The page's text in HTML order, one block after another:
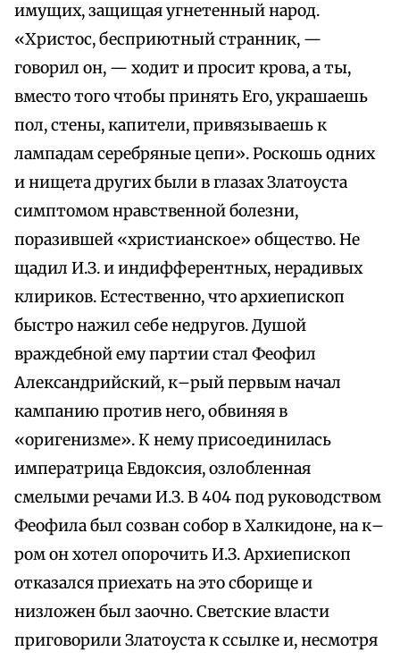
имущих, защищая угнетенный народ.
«Христос, бесприютный странник, —
говорил он, — ходит и просит крова, а ты,
вместо того чтобы принять Его, украшаешь
пол, стены, капители, привязываешь к
лампадам серебряные цепи». Роскошь одних
и нищета других были в глазах Златоуста
симптомом нравственной болезни,
поразившей «христианское» общество. Не
щадил И.З. и индифферентных, нерадивых
клириков. Естественно, что архиепископ
быстро нажил себе недругов. Душой
враждебной ему партии стал Феофил
Александрийский, к–рый первым начал
кампанию против него, обвиняя в
«оригенизме». К нему присоединилась
императрица Евдоксия, озлобленная
смелыми речами И.З. В 404 под руководством
Феофила был созван собор в Халкидоне, на к–
ром он хотел опорочить И.З. Архиепископ
отказался приехать на это сборище и
низложен был заочно. Светские власти
приговорили Златоуста к ссылке и, несмотря